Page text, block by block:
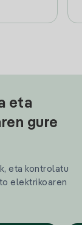
eta
gure
eta kontrolatu
elektrikoaren